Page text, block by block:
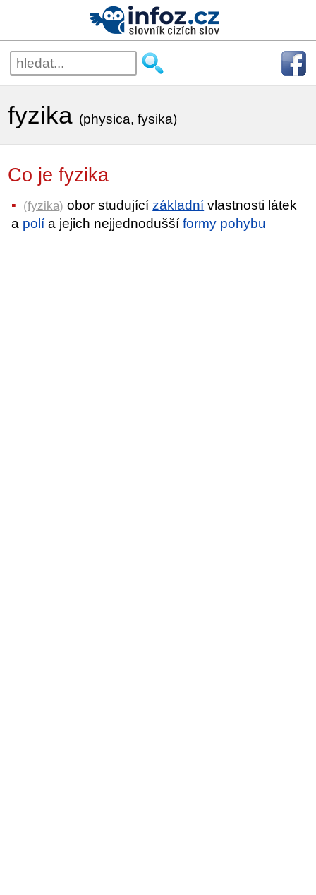
fyzika (physica, fysika)
Co je fyzika
(fyzika) obor studujícízákladní vlastnosti látek
a polí a jejich nejjednoduššíformy pohybu